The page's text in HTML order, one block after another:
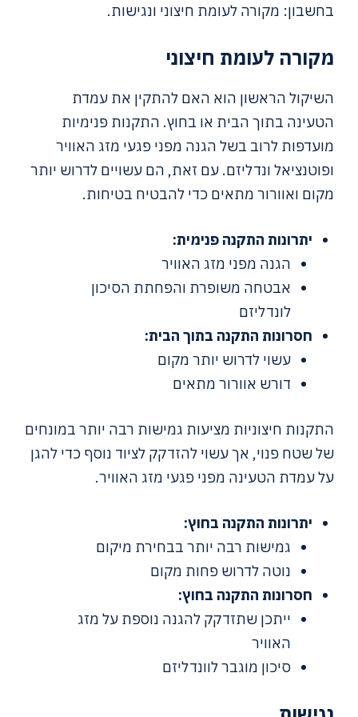
בחשבון: מקורה לעומת חיצוני ונגישות.
מקורה לעומת חיצוני
השיקול הראשון הוא האם להתקין את עמדת
הטעינה בתוך הבית או בחוץ. התקנות פנימיות
מועדפות לרוב בשל הגנה מפני פגעי מזג האוויר
ופוטנציאל ונדליזם. עם זאת, הם עשויים לדרוש יותר
מקום ואוורור מתאים כדי להבטיח בטיחות.
יתרונות התקנה פנימית:
הגנה מפני מזג האוויר
אבטחה משופרת והפחתת הסיכון
לונדליזם
חסרונות התקנה בתוך הבית:
עשוי לדרוש יותר מקום
דורש אוורור מתאים
התקנות חיצוניות מציעות גמישות רבה יותר במונחים
של שטח פנוי, אך עשוי להזדקק לציוד נוסף כדי להגן
על עמדת הטעינה מפני פגעי מזג האוויר.
יתרונות התקנה בחוץ:
גמישות רבה יותר בבחירת מיקום
נוטה לדרוש פחות מקום
חסרונות התקנה בחוץ:
ייתכן שתזדקק להגנה נוספת על מזג
האוויר
סיכון מוגבר לוונדליזם